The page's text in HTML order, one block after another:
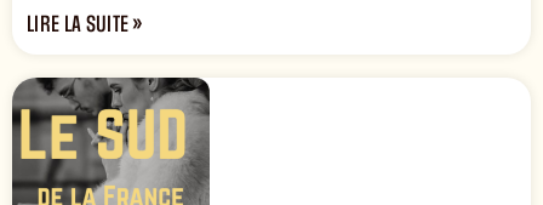
LIRE LA SUITE »